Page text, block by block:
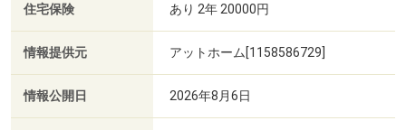
住宅保険 あり 2年 20000円
情報提供元 アットホーム[1158586729]
情報公開日 2026年8月6日